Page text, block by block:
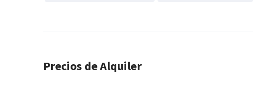
Precios de Alquiler